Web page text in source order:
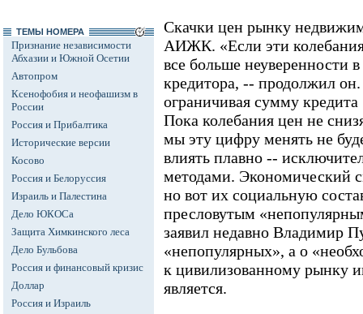
ТЕМЫ НОМЕРА
Признание независимости
Абхазии и Южной Осетии
Автопром
Ксенофобия и неофашизм в
России
Россия и Прибалтика
Исторические версии
Косово
Россия и Белоруссия
Израиль и Палестина
Дело ЮКОСа
Защита Химкинского леса
Дело Бульбова
Россия и финансовый кризис
Доллар
Россия и Израиль
Скачки цен рынку
АИЖК. «Если эти
все больше неуверенности
кредитора, -- продолжил
ограничивая сумму
Пока колебания цен не
мы эту цифру менять не
влиять плавно --
методами. Экономический
но вот их социальную
пресловутым
заявил недавно Владимир
«непопулярных», а о
к цивилизованному рынку
является.